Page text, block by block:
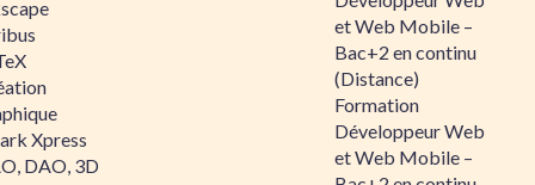
Xpress
DAO, 3D
et Web Mobile –
Bac+2 en continu
(Distance)
Formation
Développeur Web
et Web Mobile –